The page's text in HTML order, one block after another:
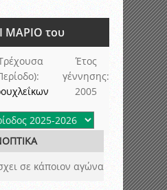
ΜΑΡΙΟ του
Έτος
γέννησης:
2005
σε κάποιον αγώνα